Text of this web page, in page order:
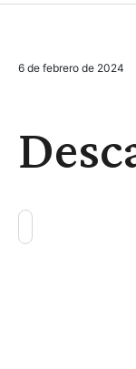
VIRALES
6 de febrero de 2024